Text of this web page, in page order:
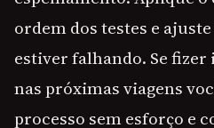
ordem dos testes e
estiver falhando. Se
nas próximas viagens
processo sem esforço e